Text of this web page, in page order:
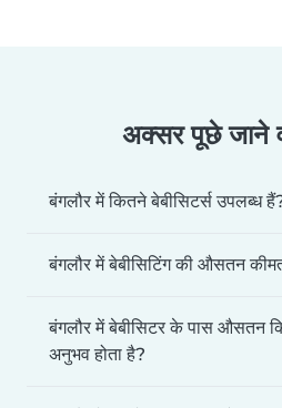
अक्सर पूछे जाने
बंगलौर में कितने बेबीसिटर्स उपलब्ध
बंगलौर में बेबीसिटिंग की औसतन
बंगलौर में बेबीसिटर के पास औसतन
अनुभव होता है?